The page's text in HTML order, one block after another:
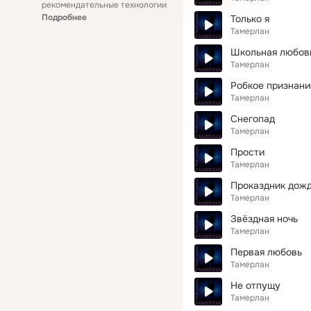
рекомендательные технологии
Подробнее
Только я
Тамерлан
Школьная
Тамерлан
Робкое
Тамерлан
Снегопад
Тамерлан
Прости
Тамерлан
Проказдник
Тамерлан
Звёздная ночь
Тамерлан
Первая любовь
Тамерлан
Не отпущу
Тамерлан